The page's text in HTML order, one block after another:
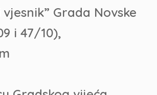
vjesnik” Grada Novske
i 47/10),